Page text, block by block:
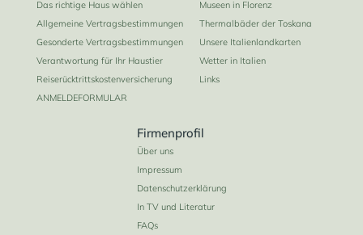
Das richtige Haus wählen
Allgemeine Vertragsbestimmungen
Gesonderte Vertragsbestimmungen
Verantwortung für Ihr Haustier
Reiserücktrittskostenversicherung
ANMELDEFORMULAR
Museen in Florenz
Thermalbäder der Toskana
Unsere Italienlandkarten
Wetter in Italien
Links
Firmenprofil
Über uns
Impressum
Datenschutzerklärung
In TV und Literatur
FAQs